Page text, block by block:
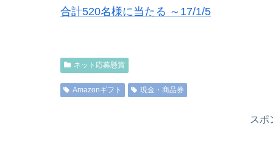
合計520名様に当たる ～17/1/5
ネット応募懸賞
Amazonギフト 現金・商品券
スポ